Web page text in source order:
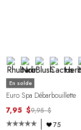
En solde
Euro Spa Débarbouillette
7,95 $9,95 $
75